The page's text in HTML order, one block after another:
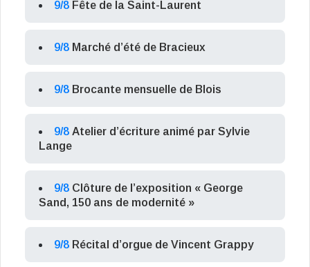
9/8 Fête de la Saint-Laurent
9/8 Marché d’été de Bracieux
9/8 Brocante mensuelle de Blois
9/8 Atelier d’écriture animé par Sylvie
Lange
9/8 Clôture de l’exposition « George
Sand, 150 ans de modernité »
9/8 Récital d’orgue de Vincent Grappy